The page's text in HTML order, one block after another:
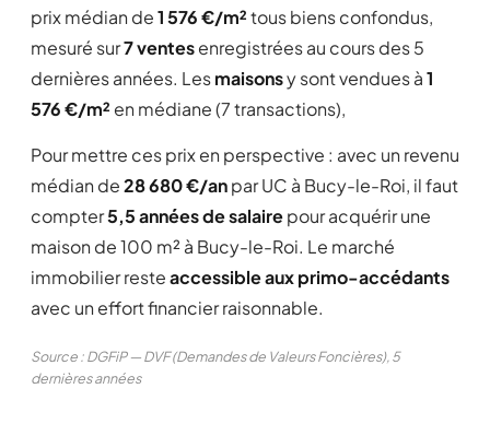
prix médian de1 576 €/m²tous biens confondus,
mesuré sur7 ventesenregistrées au cours des 5
dernières années. Lesmaisonsy sont vendues à1
576 €/m² en médiane (7 transactions),
Pour mettre ces prix en perspective : avec un revenu
médian de28 680 €/anpar UC à Bucy-le-Roi, il faut
compter5,5 années de salairepour acquérir une
maison de 100 m² à Bucy-le-Roi. Le marché
immobilier resteaccessible aux primo-accédants
avec un effort financier raisonnable.
Source : DGFiP — DVF (Demandes de Valeurs Foncières), 5
dernières années